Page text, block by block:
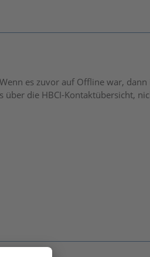
es zuvor auf Offline war, dann
die HBCI-Kontaktübersicht,